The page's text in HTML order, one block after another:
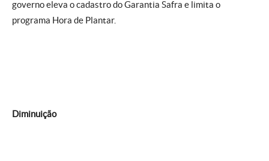
governo eleva o cadastro do Garantia Safra e limita o
programa Hora de Plantar.
Diminuição